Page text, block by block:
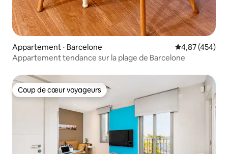
Appartement ⋅ Barcelone Évaluation
4,87 (454)
Appartement tendance sur la plage de Barcelone
Coup de cœur voyageurs
Coup de cœur voyageurs